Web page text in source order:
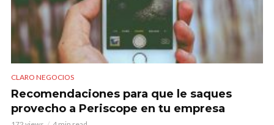
CLARO NEGOCIOS
Recomendaciones para que le saques
provecho a Periscope en tu empresa